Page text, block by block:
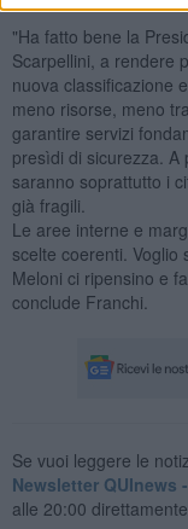
"Ha fatto bene la
Scarpellini, a rendere
nuova classificazione
meno risorse, meno
garantire servizi
presìdi di sicurezza. A
saranno soprattutto i
già fragili.
Le aree interne e
scelte coerenti.
Meloni ci ripensino e
conclude Franchi.
Se vuoi leggere le
Newsletter QUInews
alle 20:00